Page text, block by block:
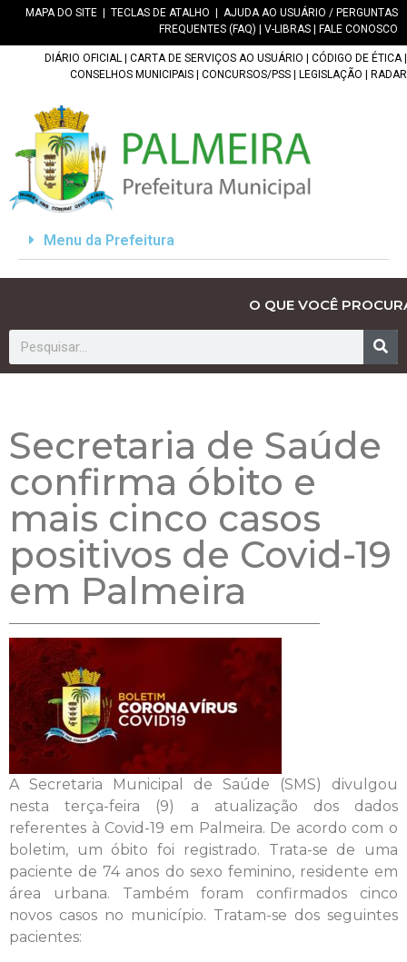
MAPA DO SITE TECLAS DE ATALHO
AJUDA AO USUÁRIO / PERGUNTAS
FREQUENTES (FAQ)
V-LIBRAS FALE CONOSCO
DIÁRIO OFICIAL CARTA DE SERVIÇOS AO USUÁRIO CÓDIGO DE ÉTICA|
CONSELHOS MUNICIPAIS
CONCURSOS/PSS LEGISLAÇÃO RADAR
Menu da Prefeitura
O QUE VOCÊ
Secretaria de Saúde
confirma óbito e
mais cinco casos
positivos de Covid-19
em Palmeira
A Secretaria Municipal de Saúde (SMS) divulgou
nesta terça-feira (9) a atualização dos dados
referentes à Covid-19 em Palmeira. De acordo com o
boletim, um óbito foi registrado. Trata-se de uma
paciente de 74 anos do sexo feminino, residente em
área urbana. Também foram confirmados cinco
novos casos no município. Tratam-se dos seguintes
pacientes: